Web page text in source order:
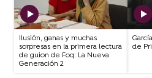
Ilusión, ganas y muchas
sorpresas en la primera lectura
de guion de Foq: La Nueva
Generación 2
de